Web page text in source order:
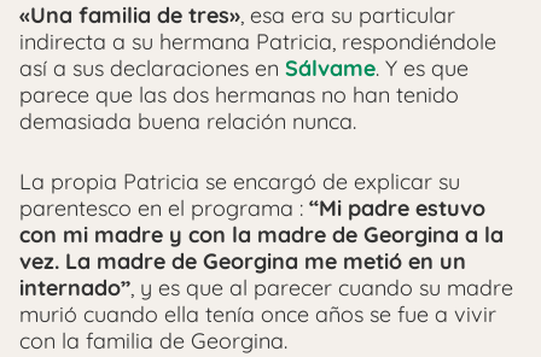
«Una familia de tres», esa era su particular
indirecta a su hermana Patricia, respondiéndole
así a sus declaraciones en Sálvame. Y es que
parece que las dos hermanas no han tenido
demasiada buena relación nunca.
La propia Patricia se encargó de explicar su
parentesco en el programa : “Mi padre estuvo
con mi madre y con la madre de Georgina a la
vez. La madre de Georgina me metió en un
internado”, y es que al parecer cuando su madre
murió cuando ella tenía once años se fue a vivir
con la familia de Georgina.